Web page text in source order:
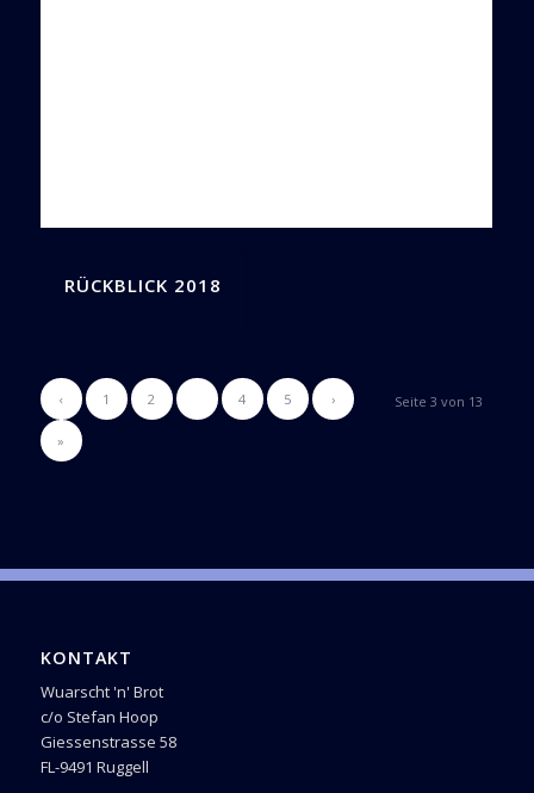
RÜCKBLICK 2018
Seite 3 von 13
‹ 1 2 4 5 ›
»
KONTAKT
Wuarscht 'n' Brot
c/o Stefan Hoop
Giessenstrasse 58
FL-9491 Ruggell